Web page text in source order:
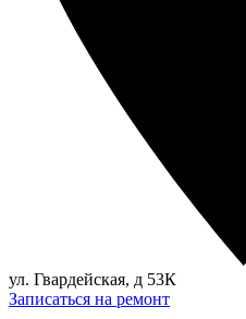
ул. Гвардейская, д 53К
Записаться на ремонт